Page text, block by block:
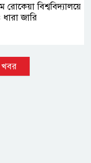
রোকেয়া বিশ্ববিদ্যালয়ে
জারি